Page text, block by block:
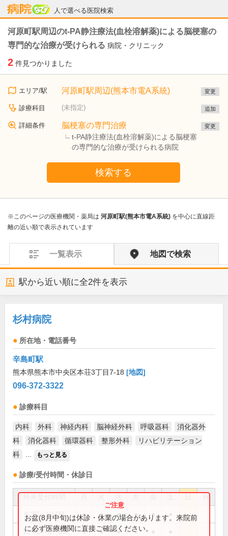
人で選べる医院検索
病院なび
河原町駅周辺のt-PA静注療法(血栓溶解薬)による脳梗塞の
専門的な治療が受けられる 病院・クリニック
2 件見つかりました
エリア/駅 河原町駅周辺(熊本市電A系統) 変更
診療科目 (未指定) 追加
詳細条件 脳梗塞の専門治療
t-PA静注療法(血栓溶解薬)による脳梗塞
の専門的な治療が受けられる病院
変更
検索する
※このページの医療機関・薬局は 河原町駅(熊本市電A系統) を中心に直線距
離の近い順で表示されています
一覧表示 地図で検索
駅から近い順に全2件を表示
杉村病院
所在地・電話番号
辛島町駅
熊本県熊本市中央区本荘3丁目7-18 [地図]
096-372-3322
診療科目
内科 外科 神経内科 脳神経外科 呼吸器科
消化器外
科
消化器科 循環器科 整形外科
リハビリテーション
科
もっと見る
診療/受付時間・休診日
祝
8:30～12:00 ● ● ● ● ●
13:00～17:30 ● ● ● ●
お盆(8月中旬)は休診・休業の場合があります。来院前
に必ず医療機関に直接ご確認ください。